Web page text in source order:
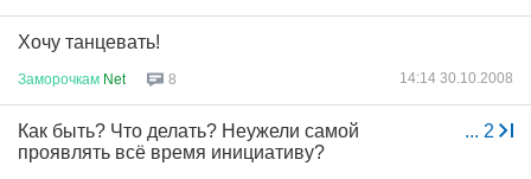
Хочу танцевать!
Заморочкам Net 8 14:14 30.10.2008
... 2
Как быть? Что делать? Неужели самой
проявлять всё время инициативу?